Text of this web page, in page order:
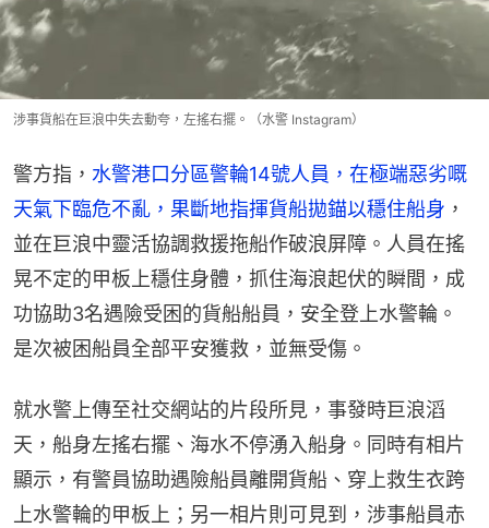
涉事貨船在巨浪中失去動夸，左搖右擺。（水警 Instagram）
警方指， 水警港口分區警輪14號人員，在極端惡劣嘅
天氣下臨危不亂，果斷地指揮貨船拋錨以穩住船身 ，
並在巨浪中靈活協調救援拖船作破浪屏障。人員在搖
晃不定的甲板上穩住身體，抓住海浪起伏的瞬間，成
功協助3名遇險受困的貨船船員，安全登上水警輪。
是次被困船員全部平安獲救，並無受傷。
就水警上傳至社交網站的片段所見，事發時巨浪滔
天，船身左搖右擺、海水不停湧入船身。同時有相片
顯示，有警員協助遇險船員離開貨船、穿上救生衣跨
上水警輪的甲板上；另一相片則可見到，涉事船員赤